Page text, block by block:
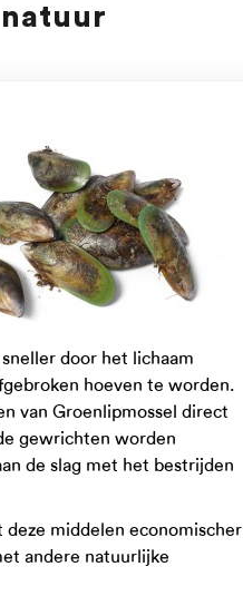
door het lichaam
hoeven te worden.
van Groenlipmossel direct
gewrichten worden
de slag met het bestrijden
middelen economischer
andere natuurlijke